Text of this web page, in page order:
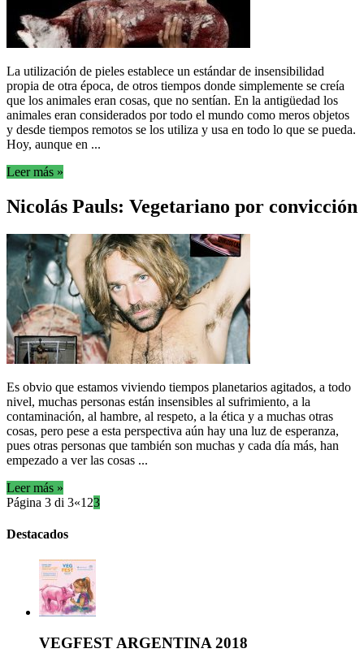
La utilización de pieles establece un estándar de insensibilidad
propia de otra época, de otros tiempos donde simplemente se creía
que los animales eran cosas, que no sentían. En la antigüedad los
animales eran considerados por todo el mundo como meros objetos
y desde tiempos remotos se los utiliza y usa en todo lo que se pueda.
Hoy, aunque en ...
Leer más »
Nicolás Pauls: Vegetariano por convicción
Es obvio que estamos viviendo tiempos planetarios agitados, a todo
nivel, muchas personas están insensibles al sufrimiento, a la
contaminación, al hambre, al respeto, a la ética y a muchas otras
cosas, pero pese a esta perspectiva aún hay una luz de esperanza,
pues otras personas que también son muchas y cada día más, han
empezado a ver las cosas ...
Leer más »
Página 3 di 3«1 23
Destacados
VEGFEST ARGENTINA 2018